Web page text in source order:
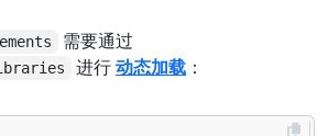
需要通过
进行动态加载：